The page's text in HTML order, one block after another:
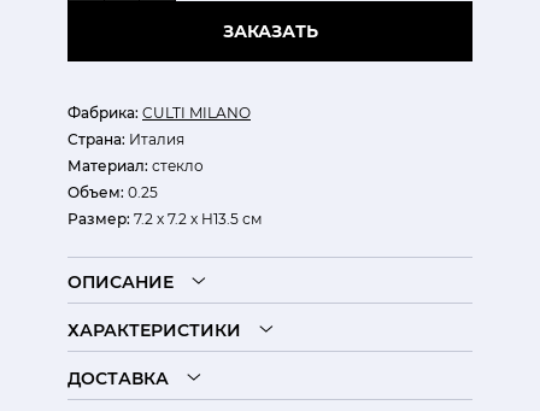
Фабрика: CULTI MILANO
Страна: Италия
Материал: стекло
Объем: 0.25
Размер: 7.2 х 7.2 х H13.5 см
ЗАКАЗАТЬ
ОПИСАНИЕ
ХАРАКТЕРИСТИКИ
ДОСТАВКА